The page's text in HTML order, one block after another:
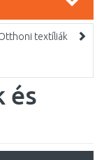
textíliák
és